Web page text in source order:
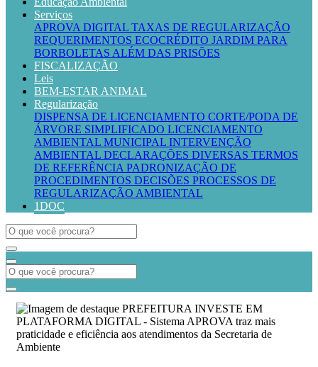
Serviços
APROVA DIGITAL TAXAS DE REGULARIZAÇÃO
REQUERIMENTOS ECOCRÉDITO JARDIM PARA
BORBOLETAS ALÉM DAS PRISÕES
FISCALIZAÇÃO
Leis
BEM-ESTAR ANIMAL
Regularização
DISPENSA DE LICENCIAMENTO CORTE/PODA DE
ÁRVORE SIMPLIFICADO LICENCIAMENTO
AMBIENTAL MUNICIPAL INTERVENÇÃO
AMBIENTAL DECLARAÇÕES DIVERSAS TERMOS
DE REFERÊNCIA PADRONIZAÇÃO DE
PROCEDIMENTOS DECISÕES PROCESSOS DE
REGULARIZAÇÃO AMBIENTAL
1DOC